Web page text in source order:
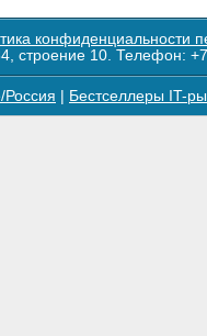
конфиденциальности
строение 10. Телефон:
Россия Бестселлеры IT-